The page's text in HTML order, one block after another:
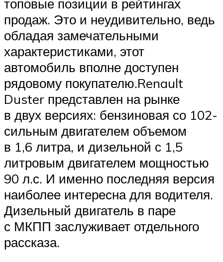
топовые позиции в рейтингах
продаж. Это и неудивительно, ведь
обладая замечательными
характеристиками, этот
автомобиль вполне доступен
рядовому покупателю.Renault
Duster представлен на рынке
в двух версиях: бензиновая со 102-
сильным двигателем объемом
в 1,6 литра, и дизельной с 1,5
литровым двигателем мощностью
90 л.с. И именно последняя версия
наиболее интересна для водителя.
Дизельный двигатель в паре
с МКПП заслуживает отдельного
рассказа.